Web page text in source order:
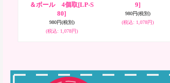
＆ボール 4個取[LP-S
80]
980円(税別)
(税込: 1,078円)
9]
980円(税別)
(税込: 1,078円)